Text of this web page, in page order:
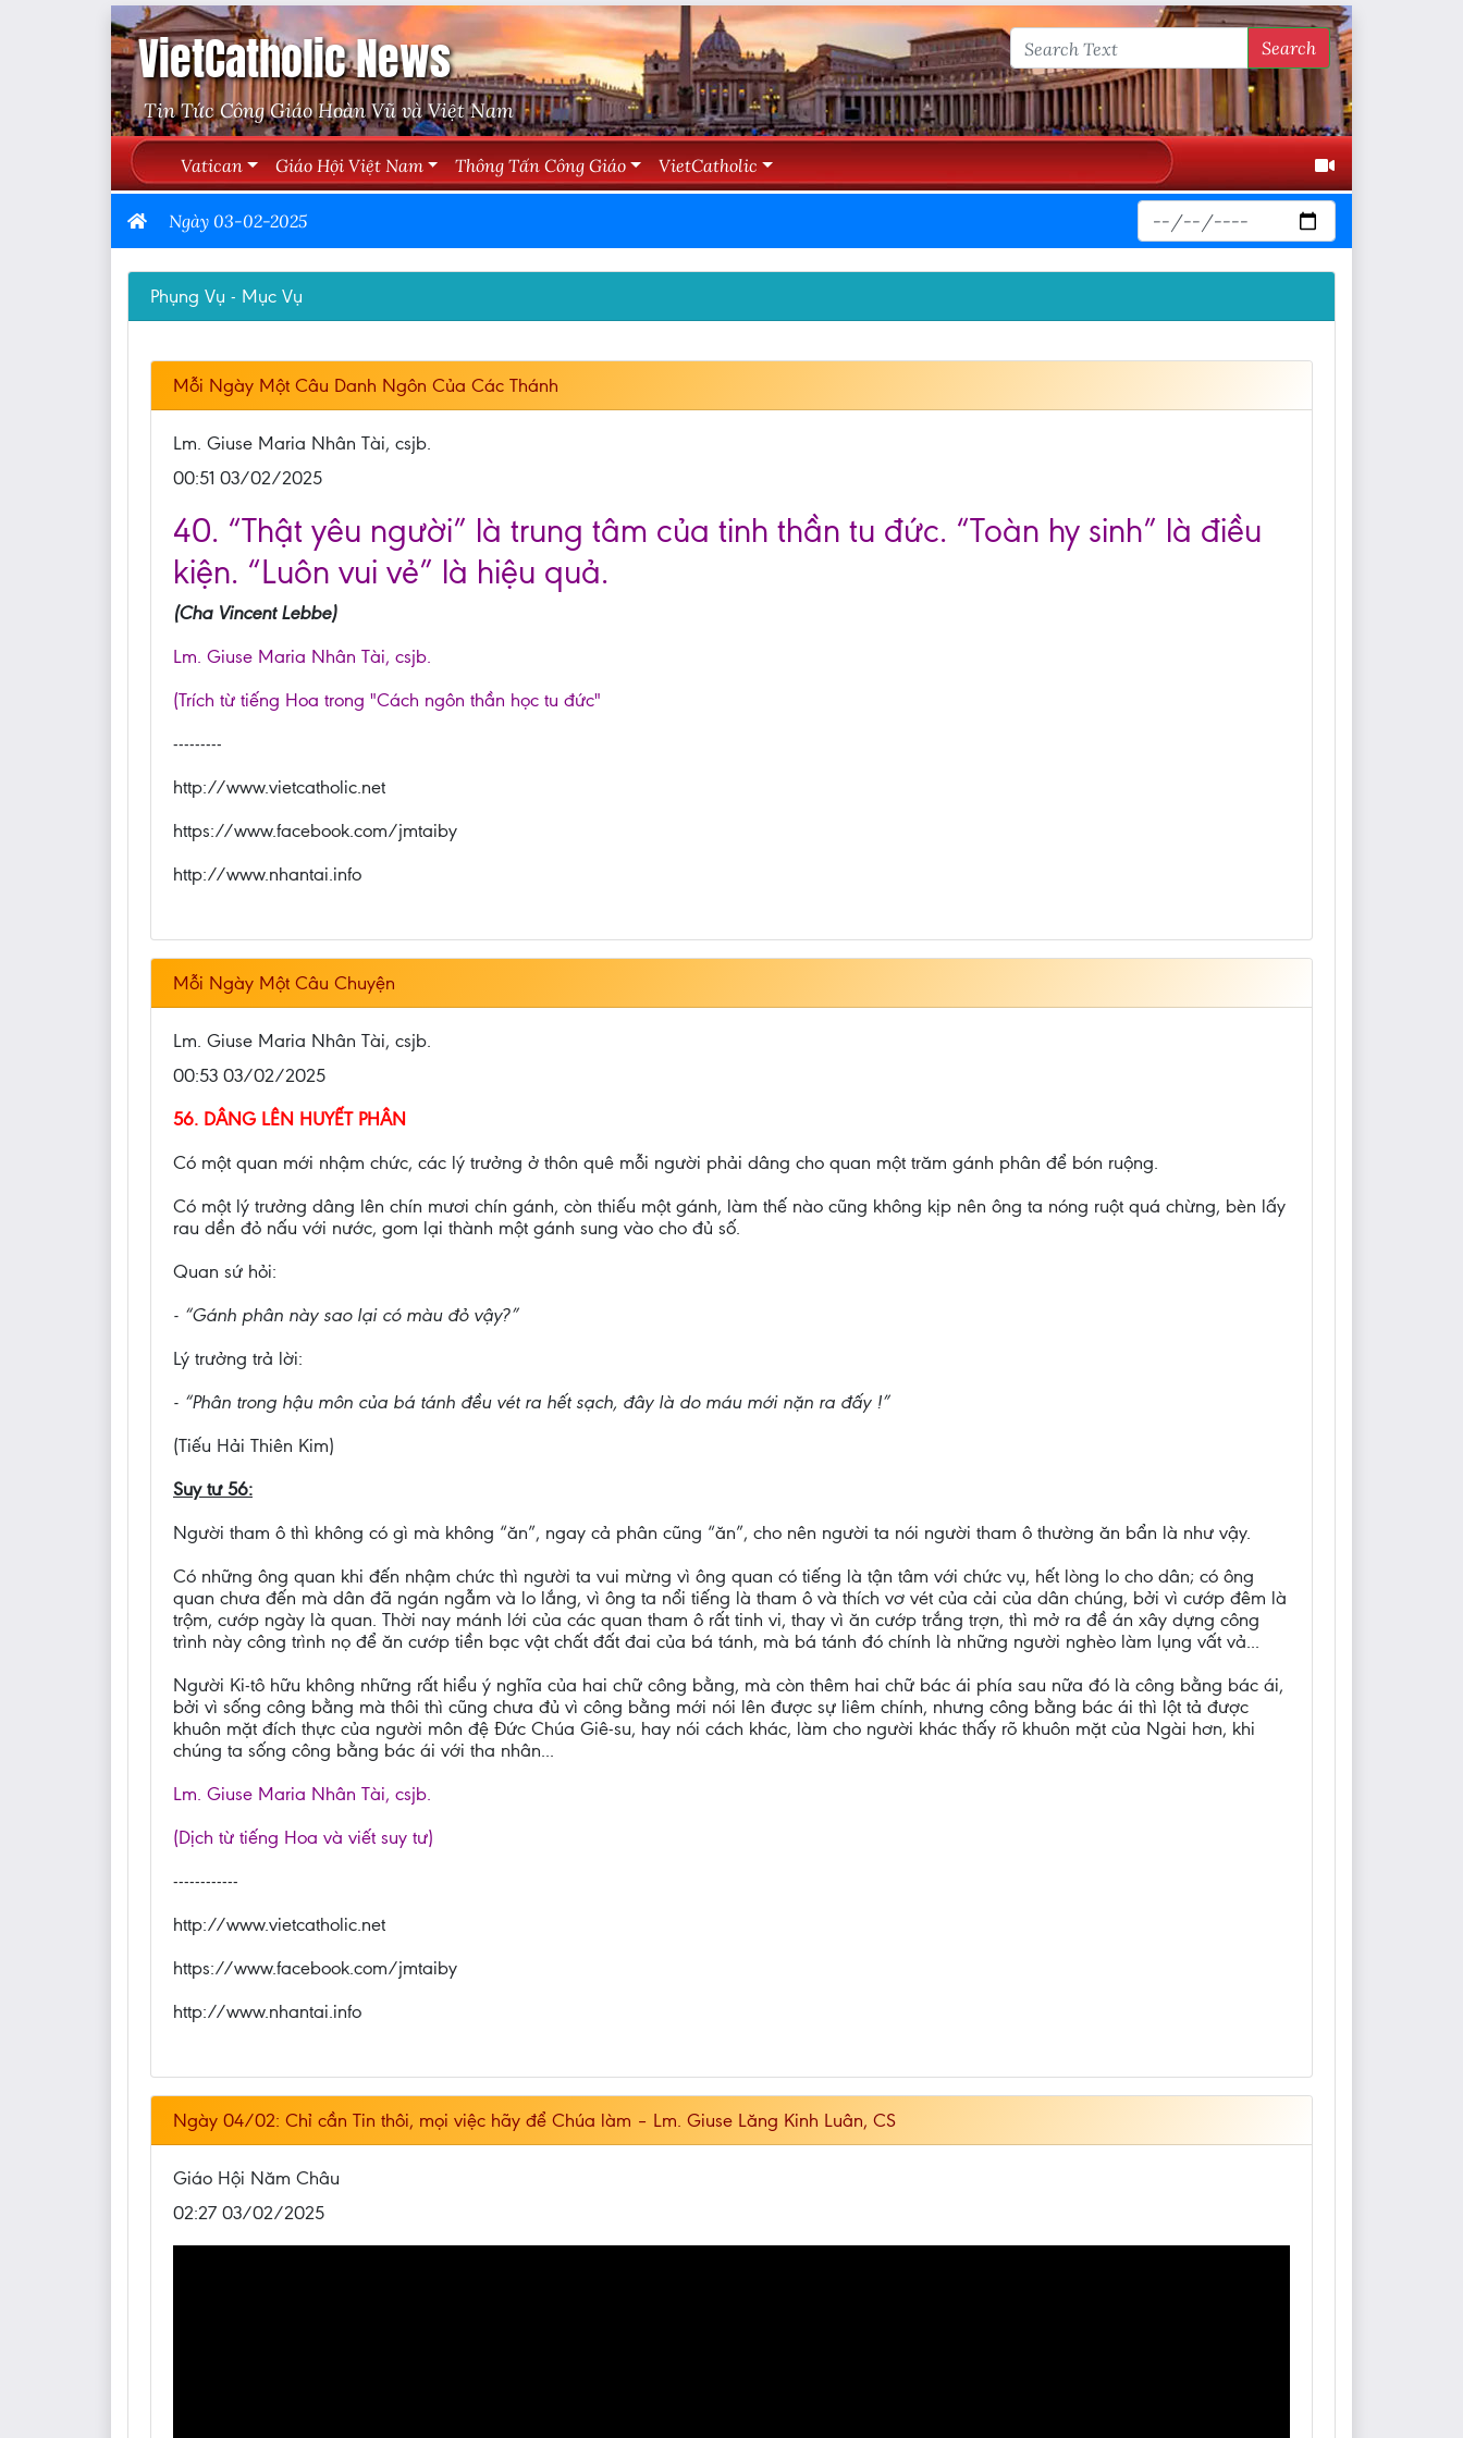
VietCatholic News
Tin Tức Công Giáo Hoàn Vũ và Việt Nam
Search
Vatican Giáo Hội Việt Nam Thông Tấn Công Giáo VietCatholic
Ngày 03-02-2025
Phụng Vụ - Mục Vụ
Mỗi Ngày Một Câu Danh Ngôn Của Các Thánh
Lm. Giuse Maria Nhân Tài, csjb.
00:51 03/02/2025
40. “Thật yêu người” là trung tâm của tinh thần tu đức. “Toàn hy sinh” là điều
kiện. “Luôn vui vẻ” là hiệu quả.
(Cha Vincent Lebbe)
Lm. Giuse Maria Nhân Tài, csjb.
(Trích từ tiếng Hoa trong "Cách ngôn thần học tu đức"
---------
http://www.vietcatholic.net
https://www.facebook.com/jmtaiby
http://www.nhantai.info
Mỗi Ngày Một Câu Chuyện
Lm. Giuse Maria Nhân Tài, csjb.
00:53 03/02/2025
56. DÂNG LÊN HUYẾT PHÂN
Có một quan mới nhậm chức, các lý trưởng ở thôn quê mỗi người phải dâng cho quan một trăm gánh phân để bón ruộng.
Có một lý trưởng dâng lên chín mươi chín gánh, còn thiếu một gánh, làm thế nào cũng không kịp nên ông ta nóng ruột quá chừng, bèn lấy
rau dền đỏ nấu với nước, gom lại thành một gánh sung vào cho đủ số.
Quan sứ hỏi:
- “Gánh phân này sao lại có màu đỏ vậy?”
Lý trưởng trả lời:
- “Phân trong hậu môn của bá tánh đều vét ra hết sạch, đây là do máu mới nặn ra đấy !”
(Tiếu Hải Thiên Kim)
Suy tư 56:
Người tham ô thì không có gì mà không “ăn”, ngay cả phân cũng “ăn”, cho nên người ta nói người tham ô thường ăn bẩn là như vậy.
Có những ông quan khi đến nhậm chức thì người ta vui mừng vì ông quan có tiếng là tận tâm với chức vụ, hết lòng lo cho dân; có ông
quan chưa đến mà dân đã ngán ngẫm và lo lắng, vì ông ta nổi tiếng là tham ô và thích vơ vét của cải của dân chúng, bởi vì cướp đêm là
trộm, cướp ngày là quan. Thời nay mánh lới của các quan tham ô rất tinh vi, thay vì ăn cướp trắng trợn, thì mở ra đề án xây dựng công
trình này công trình nọ để ăn cướp tiền bạc vật chất đất đai của bá tánh, mà bá tánh đó chính là những người nghèo làm lụng vất vả...
Người Ki-tô hữu không những rất hiểu ý nghĩa của hai chữ công bằng, mà còn thêm hai chữ bác ái phía sau nữa đó là công bằng bác ái,
bởi vì sống công bằng mà thôi thì cũng chưa đủ vì công bằng mới nói lên được sự liêm chính, nhưng công bằng bác ái thì lột tả được
khuôn mặt đích thực của người môn đệ Đức Chúa Giê-su, hay nói cách khác, làm cho người khác thấy rõ khuôn mặt của Ngài hơn, khi
chúng ta sống công bằng bác ái với tha nhân...
Lm. Giuse Maria Nhân Tài, csjb.
(Dịch từ tiếng Hoa và viết suy tư)
------------
http://www.vietcatholic.net
https://www.facebook.com/jmtaiby
http://www.nhantai.info
Ngày 04/02: Chỉ cần Tin thôi, mọi việc hãy để Chúa làm – Lm. Giuse Lăng Kinh Luân, CS
Giáo Hội Năm Châu
02:27 03/02/2025